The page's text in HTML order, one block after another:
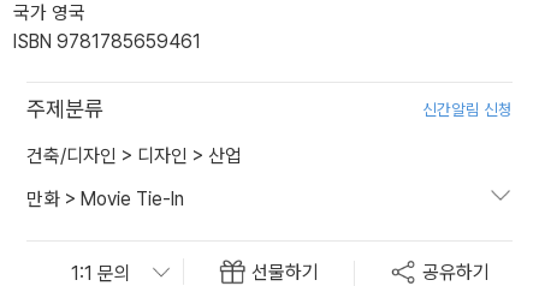
국가 영국
ISBN 9781785659461
주제분류 신간알림 신청
건축/디자인 > 디자인 > 산업
만화 > Movie Tie-In
선물하기 공유하기